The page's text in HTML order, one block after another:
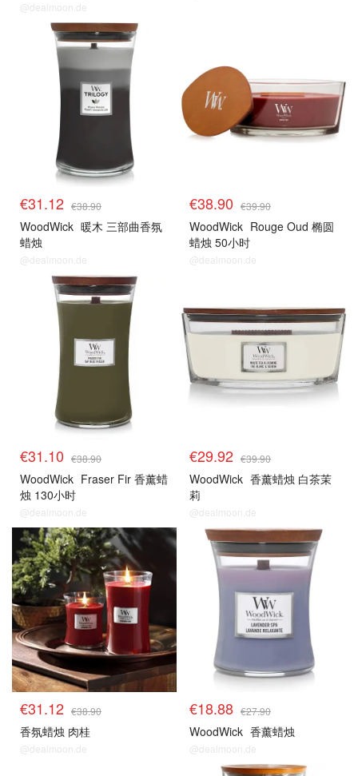
@dealmoon.de
€31.12 €38.90
WoodWick 暖木 三部曲香氛
蜡烛
@dealmoon.de
€38.90 €39.90
WoodWick Rouge Oud 椭圆
蜡烛 50小时
@dealmoon.de
€31.10 €38.90
WoodWick Fraser Fir 香薰蜡
烛 130小时
@dealmoon.de
€29.92 €39.90
WoodWick 香薰蜡烛 白茶茉
莉
@dealmoon.de
€31.12 €38.90
香氛蜡烛 肉桂
@dealmoon.de
€18.88 €27.90
WoodWick 香薰蜡烛
@dealmoon.de